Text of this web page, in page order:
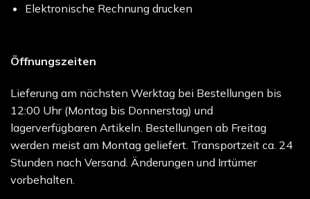
Elektronische Rechnung drucken
Öffnungszeiten
Lieferung am nächsten Werktag bei Bestellungen bis
12:00 Uhr (Montag bis Donnerstag) und
lagerverfügbaren Artikeln. Bestellungen ab Freitag
werden meist am Montag geliefert. Transportzeit ca. 24
Stunden nach Versand. Änderungen und Irrtümer
vorbehalten.